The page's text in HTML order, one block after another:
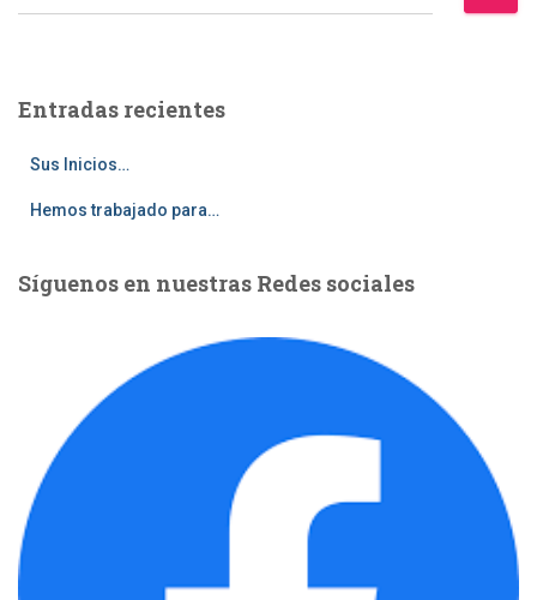
u
r
Entradas recientes
Sus Inicios…
Hemos trabajado para…
Síguenos en nuestras Redes sociales